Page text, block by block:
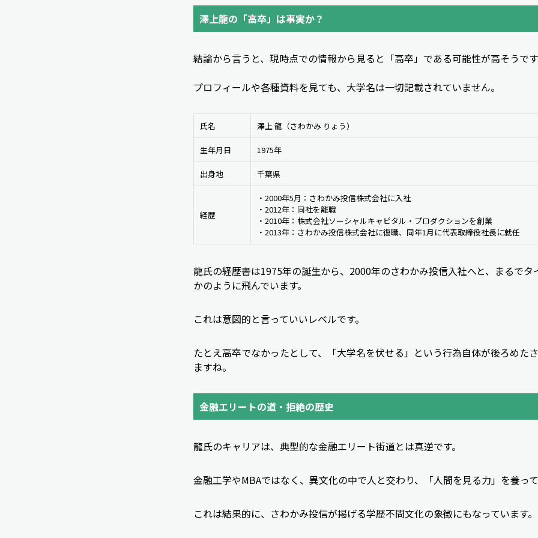
澤上龍の「高卒」は事実か？
結論から言うと、現時点での情報から見ると「高卒」である可能性が高そうで
プロフィールや各種資料を見ても、大学名は一切記載されていません。
氏名 澤上 龍（さわかみ りょう）
生年月日 1975年
出身地 千葉県
経歴
・2000年5月：さわかみ投信株式会社に入社
・2012年：同社を離職
・2010年：株式会社ソーシャルキャピタル・プロダクションを創業
・2013年：さわかみ投信株式会社に復職、同年1月に代表取締役社長に就任
龍氏の経歴書は1975年の誕生から、2000年のさわかみ投信入社へと、まるでタ
かのように飛んでいます。
これは意図的と言っていいレベルです。
たとえ高卒でなかったとして、「大学名を伏せる」という行為自体が後ろめた
ますね。
金融エリートの道・拒絶の歴史
龍氏のキャリアは、典型的な金融エリート街道とは真逆です。
金融工学やMBAではなく、異文化の中で人と交わり、「人間を見る力」を養っ
これは結果的に、さわかみ投信が掲げる学歴不問文化の象徴にもなっています。